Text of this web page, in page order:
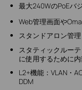
最大240WのPoEバ
Web管理画面や
スタンドアロン管
スタティックルー
に使用するために
L2+機能：VLAN・
DDM